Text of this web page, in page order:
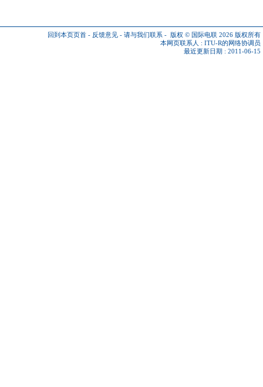
回到本页页首 - 反馈意见 - 请与我们联系 - 版权 © 国际电联 2026 版权所有
本网页联系人 : ITU-R的网络协调员
最近更新日期 : 2011-06-15